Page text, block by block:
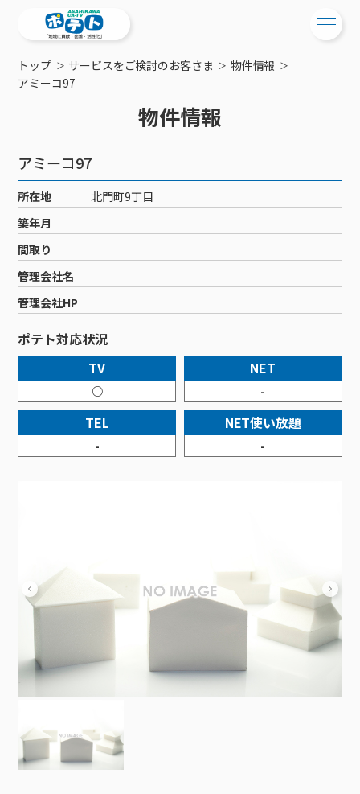
ご検討中の方
工事・配線について
新居をご検討中の方へ
ポテトを導入している集合住宅
物件情報
特典・キャンペーン
おトクな割引サービス
ご加入中の方
ご加入中のサービス確認・変更
WEBメール
サポートサービス
サポートサービストップ
リモートコール
回線速度測定
接続・設定⽅法
訪問サポート＆サポートパックサービス料⾦表
新着情報
メンテナンス・障害情報
ポテトからのプレゼント
イベントカレンダー
講座のご案内
サービス案内
サービス案内
ケーブルテレビ
ケーブルテレビトップ
チャンネル紹介
料⾦プラン
NHK衛星受信料団体⼀括⽀払
機器⼀覧
インターネット
インターネットトップ
料⾦プラン
Wi-Fiサービス
ポテトホーム防犯カメラ
オプションサービス
インターネットギガシェアプラン
固定電話
固定電話トップ
基本料⾦・通話料⾦
オプションサービス
auスマートバリュー
auまとめトーク
ポテトスマートフォントップ
料⾦プラン
機種⼀覧
オプションサービス
でんき
でんきトップ
ポラリンでんき×ポテト
ポテトでんき
暮らしを快適にするサービス
暮らしを快適にするサービストップ
ポテトライフメール
コミチャン
お困りの方はこちら
会社案内
メンテナンス
障害情報
トップ サービスをご検討のお客さま
物件情報
アミーコ97
物件情報
アミーコ97
所在地
北門町9丁目
築年月
間取り
管理会社名
管理会社HP
ポテト対応状況
TV
○
NET
-
TEL
-
NET使い放題
-